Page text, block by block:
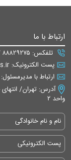
ارتباط با ما
تلفکس: ۸۸۸۲۹۲۷۵ / همراه: ۰۹۳۷۰۷۴۸۵۵۰
پست الکترونیک: info@iusnews.ir یا eiusnews@gmail.com
ارتباط با
واحد ۲